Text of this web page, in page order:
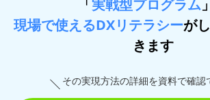
「 実戦型プログラム
現場で使えるDXリテラシーが
きます
その実現方法の詳細を資料で確認